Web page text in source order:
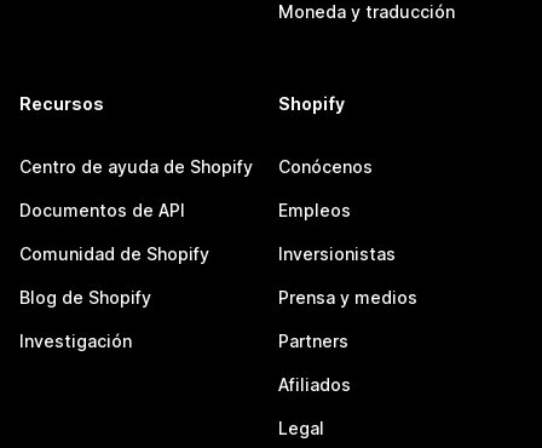
Moneda y traducción
Recursos
Centro de ayuda de Shopify
Documentos de API
Comunidad de Shopify
Blog de Shopify
Investigación
Shopify
Conócenos
Empleos
Inversionistas
Prensa y medios
Partners
Afiliados
Legal